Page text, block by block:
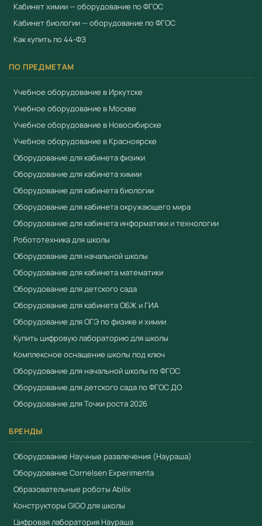
Кабинет химии — оборудование по ФГОС
Кабинет биологии — оборудование по ФГОС
Как купить по 44-ФЗ
ПО ПРЕДМЕТАМ
Учебное оборудование в Иркутске
Учебное оборудование в Москве
Учебное оборудование в Новосибирске
Учебное оборудование в Красноярске
Оборудование для кабинета физики
Оборудование для кабинета химии
Оборудование для кабинета биологии
Оборудование для кабинета окружающего мира
Оборудование для кабинета информатики и технологии
Робототехника для школы
Оборудование для начальной школы
Оборудование для кабинета математики
Оборудование для детского сада
Оборудование для кабинета ОБЖ и ГИА
Оборудование для ОГЭ по физике и химии
Купить цифровую лабораторию для школы
Комплексное оснащение школы под ключ
Оборудование для начальной школы по ФГОС
Оборудование для детского сада по ФГОС ДО
Оборудование для Точки роста 2026
БРЕНДЫ
Оборудование Научные развлечения (Наураша)
Оборудование Cornelsen Experimenta
Образовательные роботы Abilix
Конструкторы GIGO для школы
Цифровая лаборатория Наураша